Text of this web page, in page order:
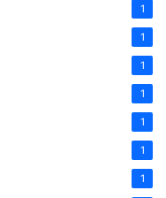
1
1
1
1
1
1
1